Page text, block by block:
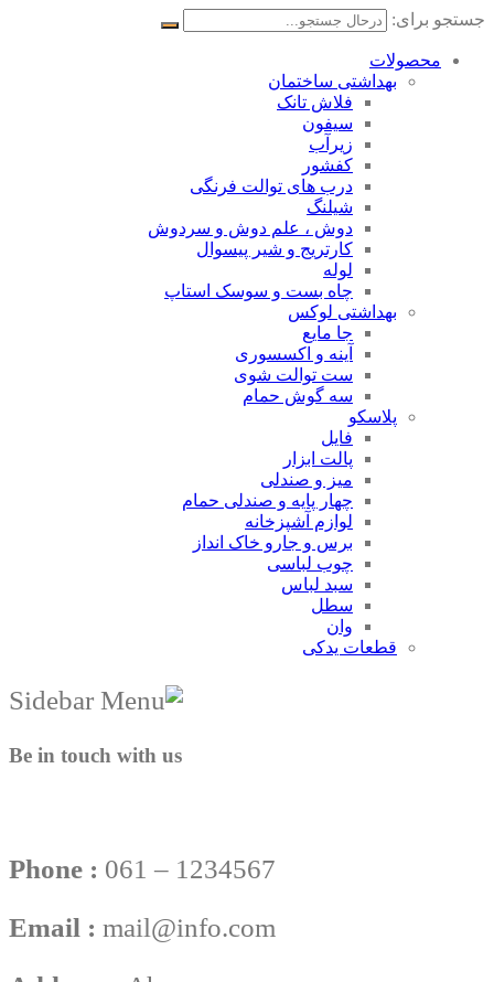
جستجو برای:
محصولات
بهداشتی ساختمان
فلاش تانک
سیفون
زیرآب
کفشور
درب های توالت فرنگی
شیلنگ
دوش ، علم دوش و سردوش
کارتریج و شیر پیسوال
لوله
چاه بست و سوسک استاپ
بهداشتی لوکس
جا مایع
آینه و اکسسوری
ست توالت شوی
سه گوش حمام
پلاسکو
فایل
پالت ابزار
میز و صندلی
چهار پایه و صندلی حمام
لوازم آشپزخانه
برس و جارو خاک انداز
چوب لباسی
سبد لباس
سطل
وان
قطعات یدکی
Be in touch with us
Phone : 061 – 1234567
Email : mail@info.com